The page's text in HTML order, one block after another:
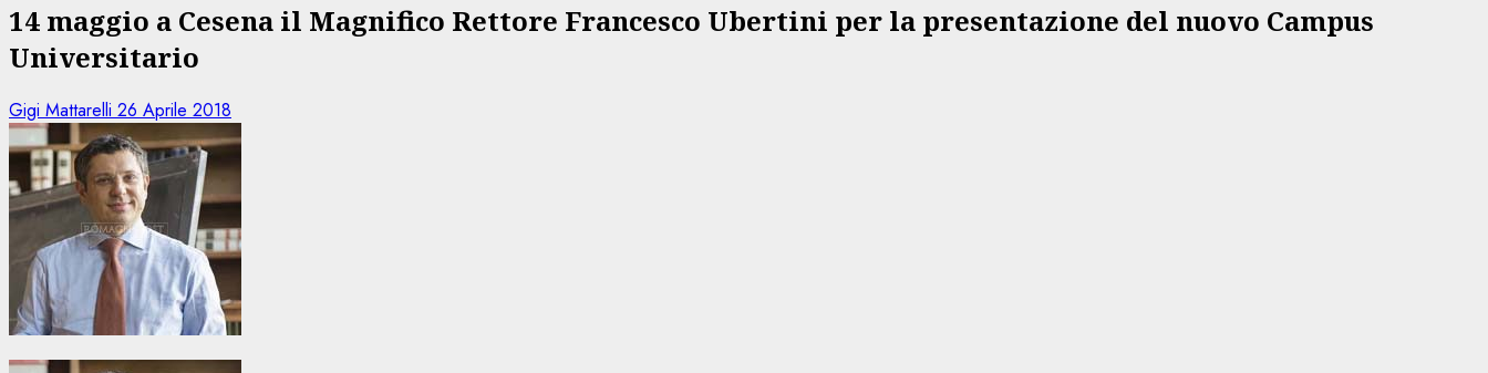
14 maggio a Cesena il Magnifico Rettore Francesco Ubertini per la presentazione del nuovo Campus
Universitario
Gigi Mattarelli 26 Aprile 2018